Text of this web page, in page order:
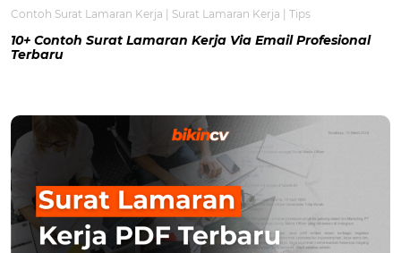
Contoh Surat Lamaran Kerja Surat Lamaran Kerja Tips
10+ Contoh Surat Lamaran Kerja Via Email Profesional
Terbaru